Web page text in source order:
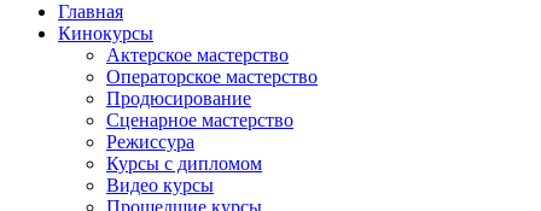
Главная
Кинокурсы
Актерское мастерство
Операторское мастерство
Продюсирование
Сценарное мастерство
Режиссура
Курсы с дипломом
Видео курсы